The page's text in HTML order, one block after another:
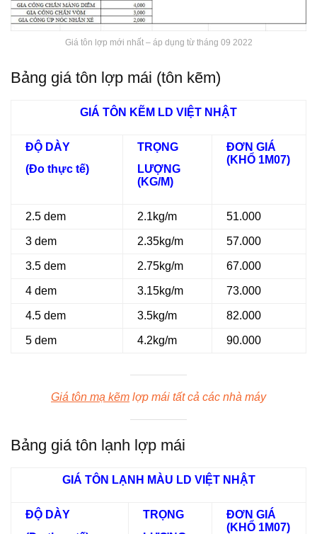
Giá tôn lợp mới nhất – áp dụng từ tháng 09 2022
Bảng giá tôn lợp mái (tôn kẽm)
GIÁ TÔN KẼM LD VIỆT NHẬT
ĐỘ DÀY
(Đo thực tế)
TRỌNG
LƯỢNG
(KG/M)
ĐƠN GIÁ
(KHỔ 1M07)
2.5 dem 2.1kg/m 51.000
3 dem 2.35kg/m 57.000
3.5 dem 2.75kg/m 67.000
4 dem 3.15kg/m 73.000
4.5 dem 3.5kg/m 82.000
5 dem 4.2kg/m 90.000
Giá tôn mạ kẽm lợp mái tất cả các nhà máy
Bảng giá tôn lạnh lợp mái
GIÁ TÔN LẠNH MÀU LD VIỆT NHẬT
ĐỘ DÀY
TRỌNG
ĐƠN GIÁ
(KHỔ 1M07)